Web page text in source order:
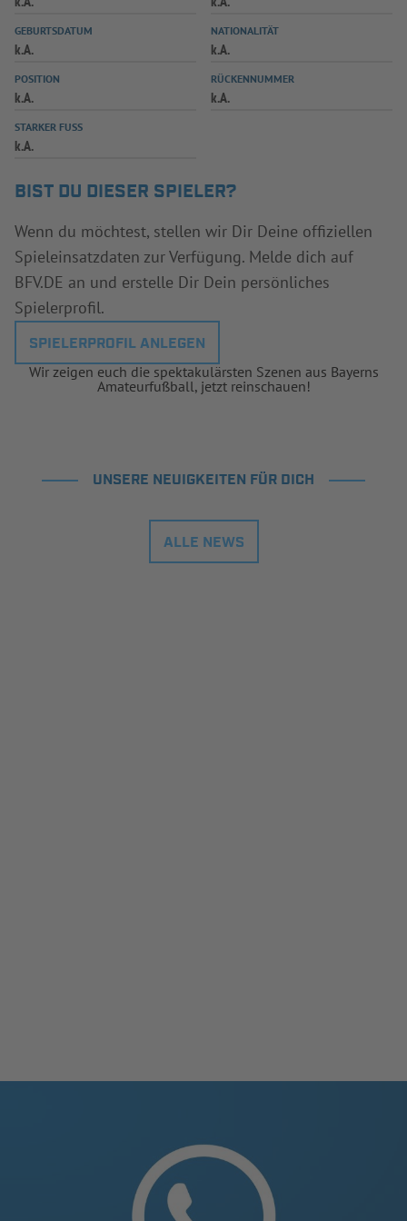
SPIELPLUS
GEBURTSDATUM
k.A.
NATIONALITÄT
k.A.
POSITION
k.A.
RÜCKENNUMMER
k.A.
STARKER FUSS
k.A.
BIST DU DIESER SPIELER?
Wenn du möchtest, stellen wir Dir Deine offiziellen
Spieleinsatzdaten zur Verfügung. Melde dich auf
BFV.DE an und erstelle Dir Dein persönliches
Spielerprofil.
SPIELERPROFIL ANLEGEN
Wir zeigen euch die spektakulärsten Szenen aus Bayerns
Amateurfußball, jetzt reinschauen!
UNSERE NEUIGKEITEN FÜR DICH
ALLE NEWS